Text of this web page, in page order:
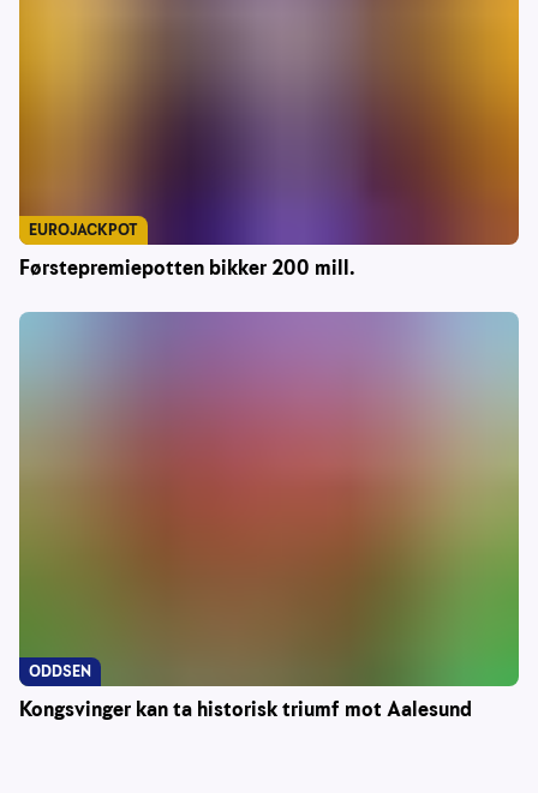
Førstepremiepotten bikker 200 mill.
EUROJACKPOT
Kongsvinger kan ta historisk triumf mot Aalesund
ODDSEN